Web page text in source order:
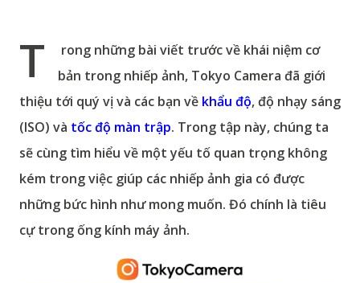
T
rong những bài viết trước về khái niệm cơ
bản trong nhiếp ảnh, Tokyo Camera đã giới
thiệu tới quý vị và các bạn về khẩu độ,độ nhạy sáng
(ISO) và tốc độ màn trập. Trong tập này, chúng ta
sẽ cùng tìm hiểu về một yếu tố quan trọng không
kém trong việc giúp các nhiếp ảnh gia có được
những bức hình như mong muốn. Đó chính là tiêu
cự trong ống kính máy ảnh.